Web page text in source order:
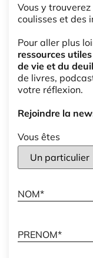
Vous y trouverez
coulisses et des
Pour aller plus
ressources
de vie et du
de livres,
votre réflexion.
Rejoindre la
Vous êtes